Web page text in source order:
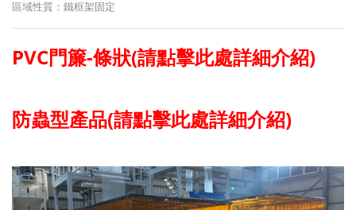
區域性質：鐵框架固定
PVC門簾-條狀(請點擊此處詳細介紹)
防蟲型產品(請點擊此處詳細介紹)